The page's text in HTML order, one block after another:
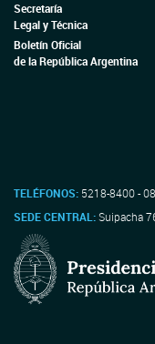
Secretaría
Legal y Técnica
Boletín Oficial
de la República Argentina
TELÉFONOS: 5218-8400 -
SEDE CENTRAL:Suipacha